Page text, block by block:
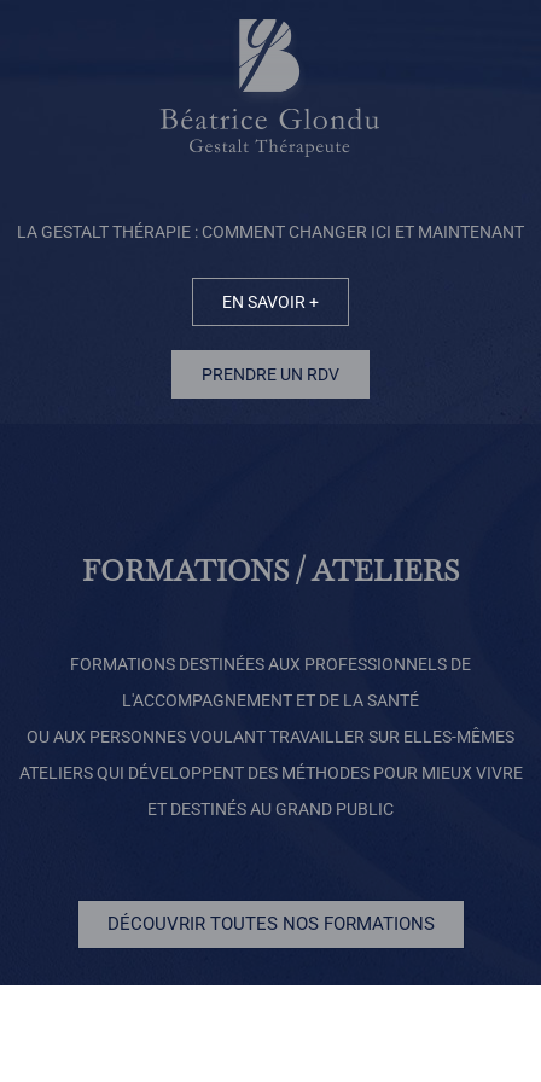
LA GESTALT THÉRAPIE : COMMENT CHANGER ICI ET MAINTENANT
EN SAVOIR +
PRENDRE UN RDV
FORMATIONS / ATELIERS
FORMATIONS DESTINÉES AUX PROFESSIONNELS DE
L'ACCOMPAGNEMENT ET DE LA SANTÉ
OU AUX PERSONNES VOULANT TRAVAILLER SUR ELLES-MÊMES
ATELIERS QUI DÉVELOPPENT DES MÉTHODES POUR MIEUX VIVRE
ET DESTINÉS AU GRAND PUBLIC
DÉCOUVRIR TOUTES NOS FORMATIONS